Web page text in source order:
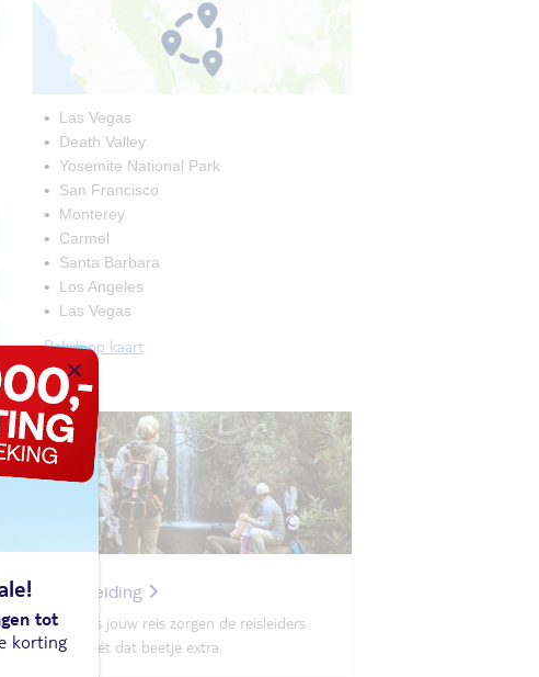
Las Vegas
Death Valley
Yosemite National Park
San Francisco
Monterey
Carmel
Santa Barbara
Los Angeles
Las Vegas
Bekijk op kaart
Reisleiding
Tijdens jouw reis zorgen de reisleiders
voor nét dat beetje extra.
tot
korting